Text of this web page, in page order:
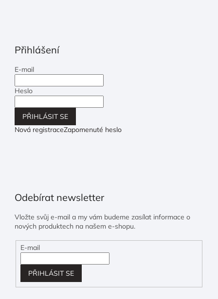
Přihlášení
E-mail
Heslo
PŘIHLÁSIT SE
Nová registraceZapomenuté heslo
Odebírat newsletter
Vložte svůj e-mail a my vám budeme zasílat informace o
nových produktech na našem e-shopu.
E-mail
PŘIHLÁSIT SE